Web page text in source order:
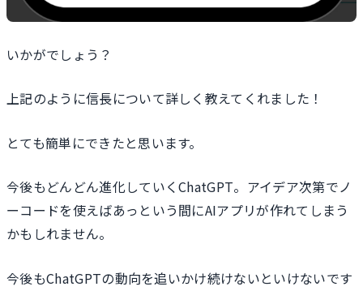
いかがでしょう？
上記のように信長について詳しく教えてくれました！
とても簡単にできたと思います。
今後もどんどん進化していくChatGPT。アイデア次第でノ
ーコードを使えばあっという間にAIアプリが作れてしまう
かもしれません。
今後もChatGPTの動向を追いかけ続けないといけないです